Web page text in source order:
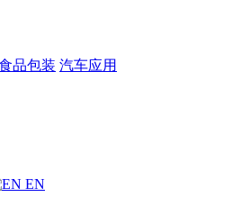
品包装 汽车应用
EN